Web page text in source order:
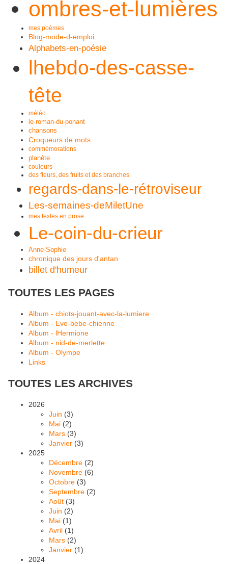
ombres-et-lumières
mes poèmes
Blog-mode-d-emploi
Alphabets-en-poésie
lhebdo-des-casse-
tête
météo
le-roman-du-ponant
chansons
Croqueurs de mots
commémorations
planète
couleurs
des fleurs, des fruits et des branches
regards-dans-le-rétroviseur
Les-semaines-deMiletUne
mes textes en prose
Le-coin-du-crieur
Anne-Sophie
chronique des jours d'antan
billet d'humeur
TOUTES LES PAGES
Album - chiots-jouant-avec-la-lumiere
Album - Eve-bebe-chienne
Album - lHermione
Album - nid-de-merlette
Album - Olympe
Links
TOUTES LES ARCHIVES
2026
Juin (3)
Mai (2)
Mars (3)
Janvier (3)
2025
Décembre (2)
Novembre (6)
Octobre (3)
Septembre (2)
Août (3)
Juin (2)
Mai (1)
Avril (1)
Mars (2)
Janvier (1)
2024